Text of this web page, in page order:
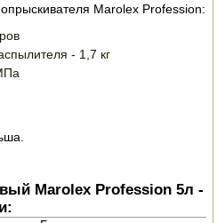
ПЧЕЛОВОДСТВА
Marolex Profession:
- 1,7 кг
Marolex Profession 5л -